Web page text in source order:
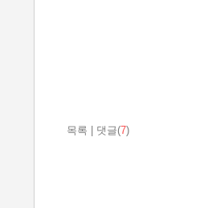
목록 댓글(7)